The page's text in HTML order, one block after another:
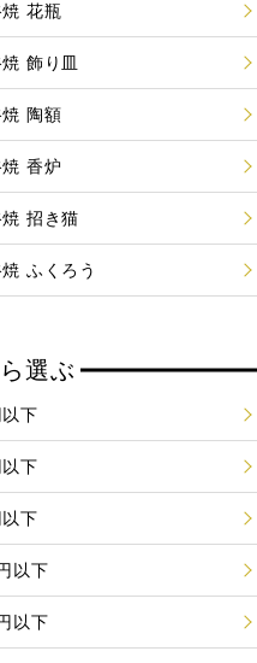
花瓶
飾り皿
焼 陶額
焼 香炉
焼 招き猫
ふくろう
選ぶ
下
下
下
以下
以下